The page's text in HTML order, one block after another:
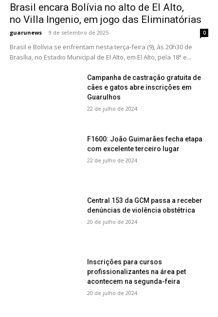
Brasil encara Bolívia no alto de El Alto,
no Villa Ingenio, em jogo das Eliminatórias
guarunews - 9 de setembro de 2025 0
Brasil e Bolívia se enfrentam nesta terça-feira (9), às 20h30 de
Brasília, no Estadio Municipal de El Alto, em El Alto, pela 18ª e...
Campanha de castração gratuita de
cães e gatos abre inscrições em
Guarulhos
22 de julho de 2024
F1600: João Guimarães fecha etapa
com excelente terceiro lugar
22 de julho de 2024
Central 153 da GCM passa a receber
denúncias de violência obstétrica
20 de julho de 2024
Inscrições para cursos
profissionalizantes na área pet
acontecem na segunda-feira
20 de julho de 2024